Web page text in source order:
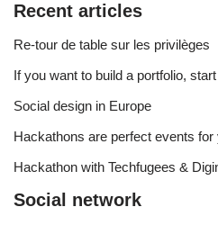
Recent articles
Re-tour de table sur les privilèges
If you want to build a portfolio,
Social design in Europe
Hackathons are perfect events for
Hackathon with Techfugees &
Social network